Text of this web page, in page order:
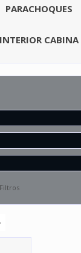
PARACHOQUES
INTERIOR CABINA